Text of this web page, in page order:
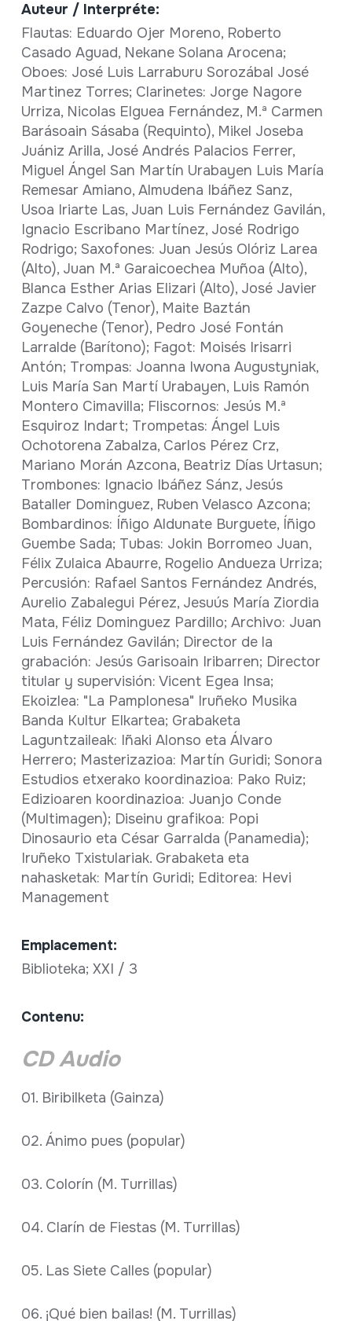
Auteur / Interpréte:
Flautas: Eduardo Ojer Moreno, Roberto
Casado Aguad, Nekane Solana Arocena;
Oboes: José Luis Larraburu Sorozábal José
Martinez Torres; Clarinetes: Jorge Nagore
Urriza, Nicolas Elguea Fernández, M.ª Carmen
Barásoain Sásaba (Requinto), Mikel Joseba
Juániz Arilla, José Andrés Palacios Ferrer,
Miguel Ángel San Martín Urabayen Luis María
Remesar Amiano, Almudena Ibáñez Sanz,
Usoa Iriarte Las, Juan Luis Fernández Gavilán,
Ignacio Escribano Martínez, José Rodrigo
Rodrigo; Saxofones: Juan Jesús Olóriz Larea
(Alto), Juan M.ª Garaicoechea Muñoa (Alto),
Blanca Esther Arias Elizari (Alto), José Javier
Zazpe Calvo (Tenor), Maite Baztán
Goyeneche (Tenor), Pedro José Fontán
Larralde (Barítono); Fagot: Moisés Irisarri
Antón; Trompas: Joanna Iwona Augustyniak,
Luis María San Martí Urabayen, Luis Ramón
Montero Cimavilla; Fliscornos: Jesús M.ª
Esquiroz Indart; Trompetas: Ángel Luis
Ochotorena Zabalza, Carlos Pérez Crz,
Mariano Morán Azcona, Beatriz Días Urtasun;
Trombones: Ignacio Ibáñez Sánz, Jesús
Bataller Dominguez, Ruben Velasco Azcona;
Bombardinos: Íñigo Aldunate Burguete, Íñigo
Guembe Sada; Tubas: Jokin Borromeo Juan,
Félix Zulaica Abaurre, Rogelio Andueza Urriza;
Percusión: Rafael Santos Fernández Andrés,
Aurelio Zabalegui Pérez, Jesuús María Ziordia
Mata, Féliz Dominguez Pardillo; Archivo: Juan
Luis Fernández Gavilán; Director de la
grabación: Jesús Garisoain Iribarren; Director
titular y supervisión: Vicent Egea Insa;
Ekoizlea: "La Pamplonesa" Iruñeko Musika
Banda Kultur Elkartea; Grabaketa
Laguntzaileak: Iñaki Alonso eta Álvaro
Herrero; Masterizazioa: Martín Guridi; Sonora
Estudios etxerako koordinazioa: Pako Ruiz;
Edizioaren koordinazioa: Juanjo Conde
(Multimagen); Diseinu grafikoa: Popi
Dinosaurio eta César Garralda (Panamedia);
Iruñeko Txistulariak. Grabaketa eta
nahasketak: Martín Guridi; Editorea: Hevi
Management
Emplacement:
Biblioteka; XXI / 3
Contenu:
CD Audio
01. Biribilketa (Gainza)
02. Ánimo pues (popular)
03. Colorín (M. Turrillas)
04. Clarín de Fiestas (M. Turrillas)
05. Las Siete Calles (popular)
06. ¡Qué bien bailas! (M. Turrillas)